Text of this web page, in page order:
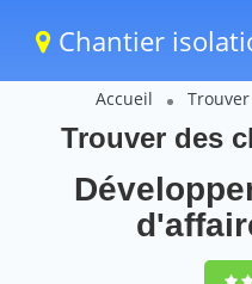
Chantier
Accueil
Trouver des